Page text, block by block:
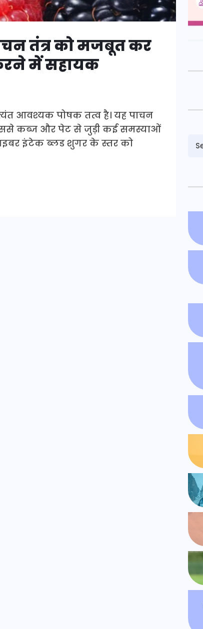
तंत्र को मजबूत कर
में सहायक
आवश्यक पोषक तत्व है। यह पाचन
कब्ज और पेट से जुड़ी कई समस्याओं
इंटेक ब्लड शुगर के स्तर को